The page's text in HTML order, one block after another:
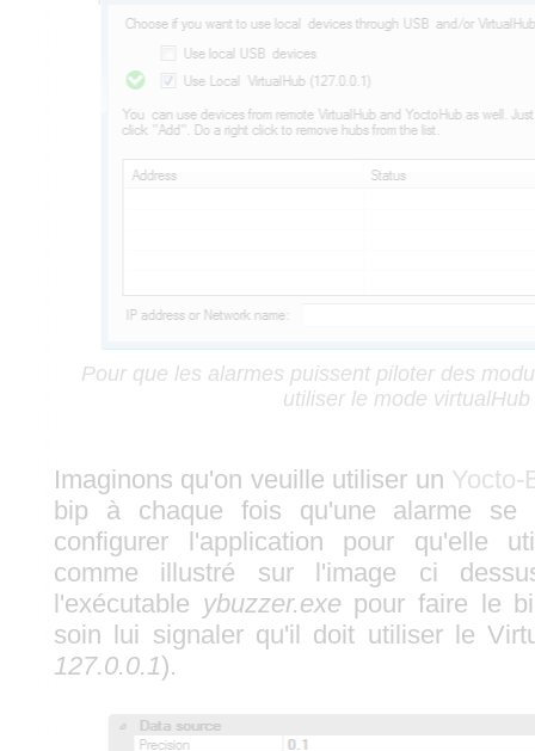
Pour que les alarmes puissent piloter des
utiliser le mode virtualHub
Imaginons qu'on veuille utiliser un Yocto-
bip à chaque fois qu'une alarme se
configurer l'application pour qu'elle
comme illustré sur l'image ci
l'exécutable ybuzzer.exe pour faire le
soin lui signaler qu'il doit utiliser le
127.0.0.1).